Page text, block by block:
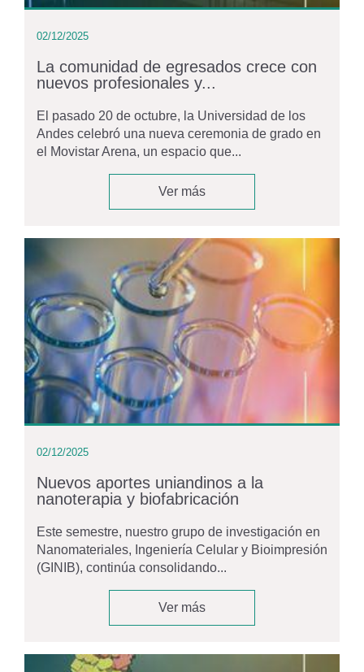
02/12/2025
La comunidad de egresados crece con
nuevos profesionales y...
El pasado 20 de octubre, la Universidad de los
Andes celebró una nueva ceremonia de grado en
el Movistar Arena, un espacio que...
Ver más
02/12/2025
Nuevos aportes uniandinos a la
nanoterapia y biofabricación
Este semestre, nuestro grupo de investigación en
Nanomateriales, Ingeniería Celular y Bioimpresión
(GINIB), continúa consolidando...
Ver más